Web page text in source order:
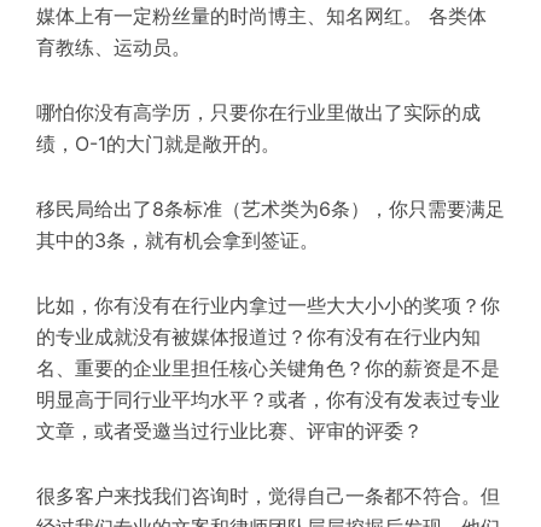
媒体上有一定粉丝量的时尚博主、知名网红。 各类体
育教练、运动员。
哪怕你没有高学历，只要你在行业里做出了实际的成
绩，O-1的大门就是敞开的。
移民局给出了8条标准（艺术类为6条），你只需要满足
其中的3条，就有机会拿到签证。
比如，你有没有在行业内拿过一些大大小小的奖项？你
的专业成就没有被媒体报道过？你有没有在行业内知
名、重要的企业里担任核心关键角色？你的薪资是不是
明显高于同行业平均水平？或者，你有没有发表过专业
文章，或者受邀当过行业比赛、评审的评委？
很多客户来找我们咨询时，觉得自己一条都不符合。但